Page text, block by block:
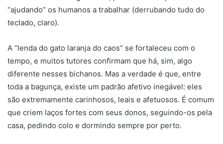
“ajudando” os humanos a trabalhar (derrubando tudo do
teclado, claro).
A “lenda do gato laranja do caos” se fortaleceu com o
tempo, e muitos tutores confirmam que há, sim, algo
diferente nesses bichanos. Mas a verdade é que, entre
toda a bagunça, existe um padrão afetivo inegável: eles
são extremamente carinhosos, leais e afetuosos. É comum
que criem laços fortes com seus donos, seguindo-os pela
casa, pedindo colo e dormindo sempre por perto.